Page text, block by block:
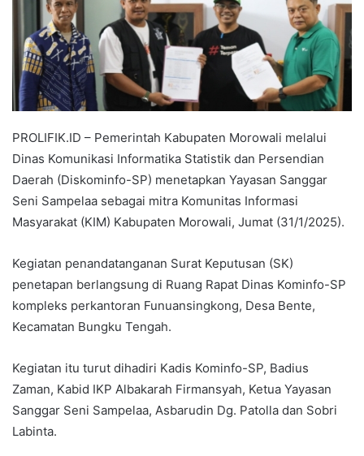
PROLIFIK.ID – Pemerintah Kabupaten Morowali melalui
Dinas Komunikasi Informatika Statistik dan Persendian
Daerah (Diskominfo-SP) menetapkan Yayasan Sanggar
Seni Sampelaa sebagai mitra Komunitas Informasi
Masyarakat (KIM) Kabupaten Morowali, Jumat (31/1/2025).
Kegiatan penandatanganan Surat Keputusan (SK)
penetapan berlangsung di Ruang Rapat Dinas Kominfo-SP
kompleks perkantoran Funuansingkong, Desa Bente,
Kecamatan Bungku Tengah.
Kegiatan itu turut dihadiri Kadis Kominfo-SP, Badius
Zaman, Kabid IKP Albakarah Firmansyah, Ketua Yayasan
Sanggar Seni Sampelaa, Asbarudin Dg. Patolla dan Sobri
Labinta.